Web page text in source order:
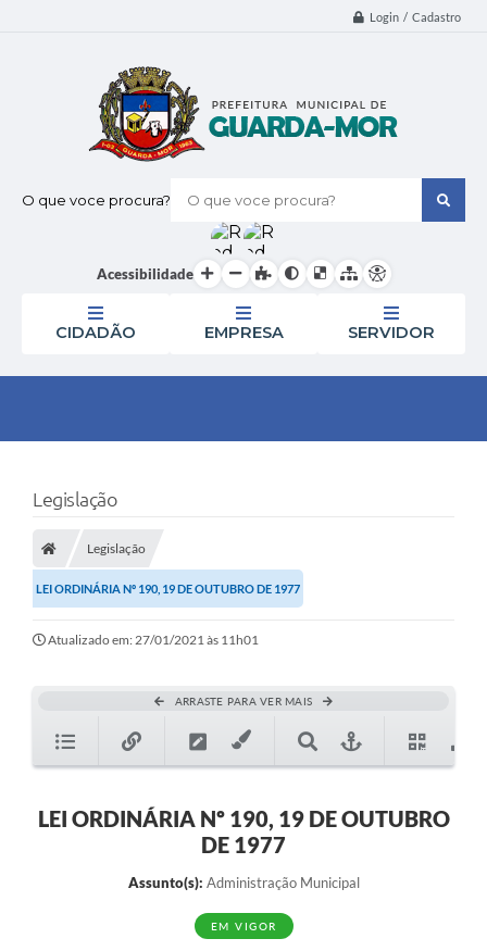
Login / Cadastro
O que voce procura?
Acessibilidade
CIDADÃO EMPRESA SERVIDOR
Legislação
Legislação
LEI ORDINÁRIA Nº 190, 19 DE OUTUBRO DE 1977
Atualizado em: 27/01/2021 às 11h01
ARRASTE PARA VER MAIS
LEI ORDINÁRIA Nº 190, 19 DE OUTUBRO
DE 1977
Assunto(s): Administração Municipal
EM VIGOR